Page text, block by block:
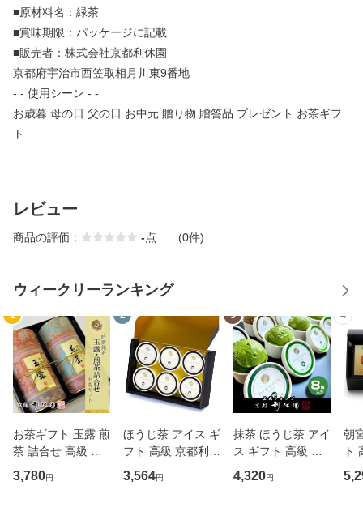
■原材料名：緑茶
■賞味期限：パッケージに記載
■販売者：株式会社京都利休園
京都府宇治市西笠取相月川東9番地
- - 使用シーン - -
お歳暮 母の日 父の日 お中元 贈り物 贈答品 プレゼント お茶ギフ
ト
レビュー
商品の評価： -点 (0件)
ウィークリーランキング
1
お茶ギフト 玉露 煎
茶 詰合せ 高級 京
都利休園 メーカー
直送 玉露・煎茶詰
3,780円
2
ほうじ茶 アイス ギ
フト 高級 京都利休
園 メーカー直送 ほ
うじ茶アイス 濃す
3,564円
3
抹茶 ほうじ茶 アイ
ス ギフト 高級 京
都利休園 メーカー
直送 抹茶アイス ほ
4,320円
4
朝
ト
メ
紅